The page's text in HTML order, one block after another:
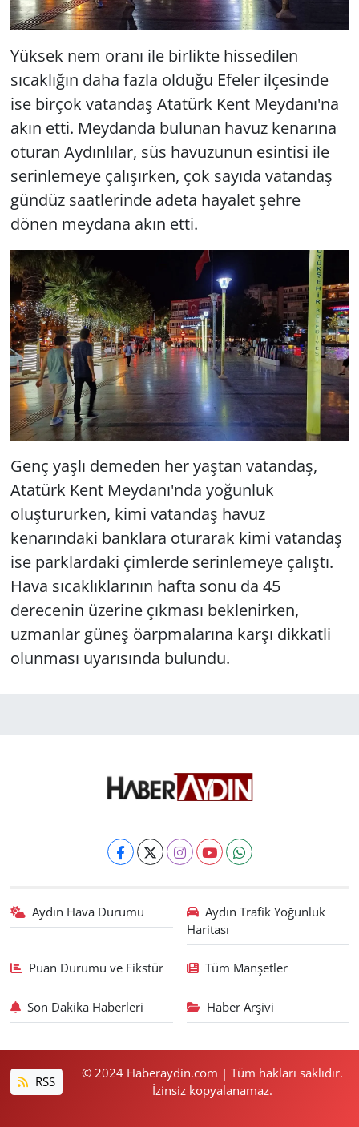
Yüksek nem oranı ile birlikte hissedilen
sıcaklığın daha fazla olduğu Efeler ilçesinde
ise birçok vatandaş Atatürk Kent Meydanı'na
akın etti. Meydanda bulunan havuz kenarına
oturan Aydınlılar, süs havuzunun esintisi ile
serinlemeye çalışırken, çok sayıda vatandaş
gündüz saatlerinde adeta hayalet şehre
dönen meydana akın etti.
Genç yaşlı demeden her yaştan vatandaş,
Atatürk Kent Meydanı'nda yoğunluk
oluştururken, kimi vatandaş havuz
kenarındaki banklara oturarak kimi vatandaş
ise parklardaki çimlerde serinlemeye çalıştı.
Hava sıcaklıklarının hafta sonu da 45
derecenin üzerine çıkması beklenirken,
uzmanlar güneş öarpmalarına karşı dikkatli
olunması uyarısında bulundu.
Aydın Hava Durumu
Aydın Trafik Yoğunluk
Haritası
Puan Durumu ve Fikstür Tüm Manşetler
Son Dakika Haberleri Haber Arşivi
RSS
© 2024 Haberaydin.com | Tüm hakları saklıdır.
İzinsiz kopyalanamaz.